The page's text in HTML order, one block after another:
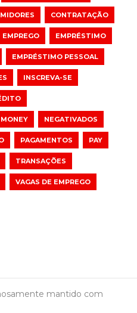
CONTRATAÇÃO
EMPREGO EMPRÉSTIMO
EMPRÉSTIMO PESSOAL
INSCREVA-SE
MONEY NEGATIVADOS
PAGAMENTOS PAY
TRANSAÇÕES
VAGAS DE EMPREGO
mantido com